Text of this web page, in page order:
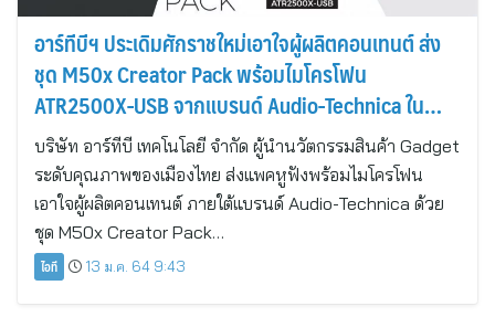
อาร์ทีบีฯ ประเดิมศักราชใหม่เอาใจผู้ผลิตคอนเทนต์ ส่ง
ชุด M50x Creator Pack พร้อมไมโครโฟน
ATR2500X-USB จากแบรนด์ Audio-Technica ใน
ราคาสุดคุ้ม
บริษัท อาร์ทีบี เทคโนโลยี จำกัด ผู้นำนวัตกรรมสินค้า Gadget
ระดับคุณภาพของเมืองไทย ส่งแพคหูฟังพร้อมไมโครโฟน
เอาใจผู้ผลิตคอนเทนต์ ภายใต้แบรนด์ Audio-Technica ด้วย
ชุด M50x Creator Pack…
ไอที 13 ม.ค. 64 9:43